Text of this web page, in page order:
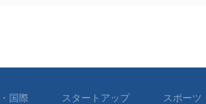
国際 スタートアップ スポーツ